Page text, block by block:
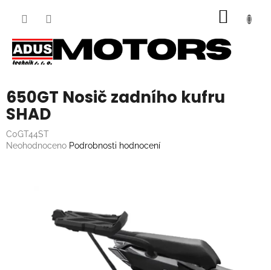
650GT Nosič zadního kufru
SHAD
C0GT44ST
Průměrné
Neohodnoceno Podrobnosti hodnocení